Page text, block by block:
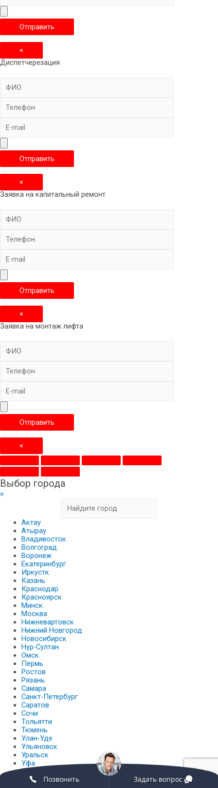
×
Диспетчерезация
×
Заявка на капитальный ремонт
×
Заявка на монтаж лифта
×
Выбор города
×
Актау
Атырау
Владивосток
Волгоград
Воронеж
Екатеринбург
Иркустк
Казань
Краснодар
Красноярск
Минск
Москва
Нижневартовск
Нижний Новгород
Новосибирск
Нур-Султан
Омск
Пермь
Ростов
Рязань
Самара
Санкт-Петербург
Саратов
Сочи
Тольятти
Тюмень
Улан-Уде
Ульяновск
Уральск
Уфа
Хабаровск
ЧелябинскПозвонить Задать вопрос